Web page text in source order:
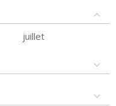
juillet